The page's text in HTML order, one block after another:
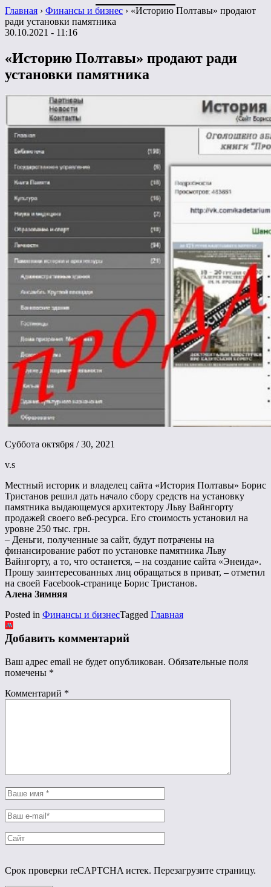
Главная › Финансы и бизнес › «Историю Полтавы» продают
ради установки памятника
30.10.2021 - 11:16
«Историю Полтавы» продают ради
установки памятника
Суббота октября / 30, 2021
v.s
Местный историк и владелец сайта «История Полтавы» Борис
Тристанов решил дать начало сбору средств на установку
памятника выдающемуся архитектору Льву Вайнгорту
продажей своего веб-ресурса. Его стоимость установил на
уровне 250 тыс. грн.
– Деньги, полученные за сайт, будут потрачены на
финансирование работ по установке памятника Льву
Вайнгорту, а то, что останется, – на создание сайта «Энеида».
Прошу заинтересованных лиц обращаться в приват, – отметил
на своей Facebook-странице Борис Тристанов.
Алена Зимняя
Posted in Финансы и бизнесTagged Главная
Добавить комментарий
Ваш адрес email не будет опубликован. Обязательные поля
помечены *
Комментарий *
Срок проверки reCAPTCHA истек. Перезагрузите страницу.